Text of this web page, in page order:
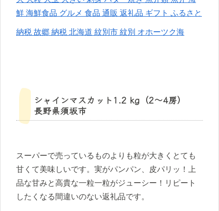
鮮 海鮮食品 グルメ 食品 通販 返礼品 ギフト ふるさと
納税 故郷 納税 北海道 紋別市 紋別 オホーツク海
シャインマスカット1.2 kg（2〜4房）
長野県須坂市
スーパーで売っているものよりも粒が大きくとても
甘くて美味しいです。実がパンパン、皮パリッ！上
品な甘みと高貴な一粒一粒がジューシー！リピート
したくなる間違いのない返礼品です。